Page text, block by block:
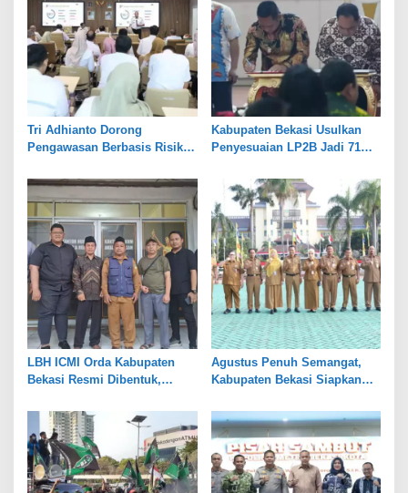
Tri Adhianto Dorong
Pengawasan Berbasis Risiko,
Kelola
Kabupaten Bekasi Usulkan
Penyesuaian LP2B Jadi 71
Industri dan Pertanian
LBH ICMI Orda Kabupaten
Bekasi Resmi Dibentuk,
Pendampingan Hukum
Agustus Penuh Semangat,
Kabupaten Bekasi Siapkan
Hari Besar